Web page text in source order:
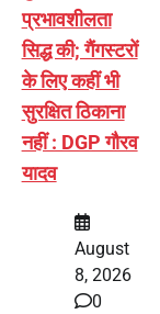
प्रभावशीलता
सिद्ध की; गैंगस्टरों
के लिए कहीं भी
सुरक्षित ठिकाना
नहीं : DGP गौरव
यादव
August
8, 2026
0